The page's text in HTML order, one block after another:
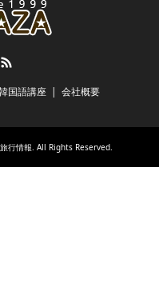
国語講座 会社概要
行情報 . All Rights Reserved.